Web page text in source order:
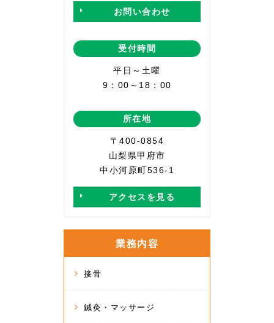
お問い合わせ
受付時間
平日～土曜
9：00～18：00
所在地
〒400-0854
山梨県甲府市
中小河原町536-1
アクセスを見る
業務内容
接骨
鍼灸・マッサージ